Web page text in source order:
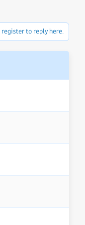
to reply here.